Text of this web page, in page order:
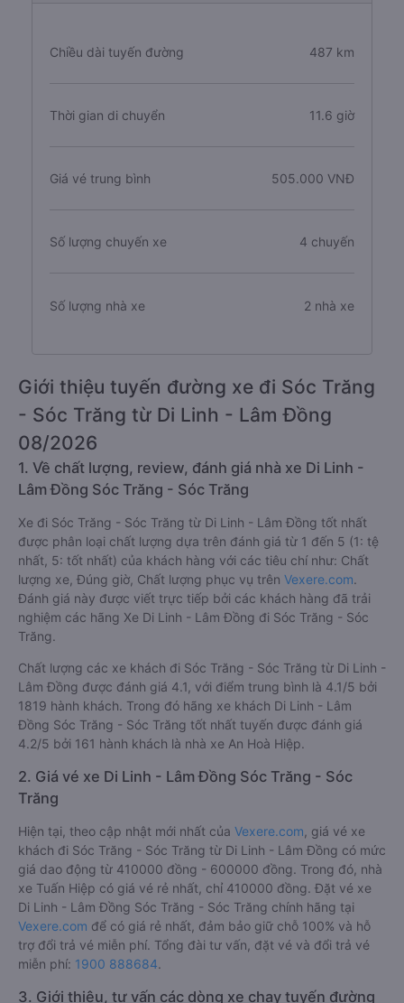
Chiều dài tuyến đường 487 km
Thời gian di chuyển 11.6 giờ
Giá vé trung bình 505.000 VNĐ
Số lượng chuyến xe 4 chuyến
Số lượng nhà xe 2 nhà xe
Giới thiệu tuyến đường xe đi Sóc Trăng
- Sóc Trăng từ Di Linh - Lâm Đồng
08/2026
1. Về chất lượng, review, đánh giá nhà xe Di Linh -
Lâm Đồng Sóc Trăng - Sóc Trăng
Xe đi Sóc Trăng - Sóc Trăng từ Di Linh - Lâm Đồng tốt nhất
được phân loại chất lượng dựa trên đánh giá từ 1 đến 5 (1: tệ
nhất, 5: tốt nhất) của khách hàng với các tiêu chí như: Chất
lượng xe, Đúng giờ, Chất lượng phục vụ trên Vexere.com.
Đánh giá này được viết trực tiếp bởi các khách hàng đã trải
nghiệm các hãng Xe Di Linh - Lâm Đồng đi Sóc Trăng - Sóc
Trăng.
Chất lượng các xe khách đi Sóc Trăng - Sóc Trăng từ Di Linh -
Lâm Đồng được đánh giá 4.1, với điểm trung bình là 4.1/5 bởi
1819 hành khách. Trong đó hãng xe khách Di Linh - Lâm
Đồng Sóc Trăng - Sóc Trăng tốt nhất tuyến được đánh giá
4.2/5 bởi 161 hành khách là nhà xe An Hoà Hiệp.
2. Giá vé xe Di Linh - Lâm Đồng Sóc Trăng - Sóc
Trăng
Hiện tại, theo cập nhật mới nhất của Vexere.com , giá vé xe
khách đi Sóc Trăng - Sóc Trăng từ Di Linh - Lâm Đồng có mức
giá dao động từ 410000 đồng - 600000 đồng. Trong đó, nhà
xe Tuấn Hiệp có giá vé rẻ nhất, chỉ 410000 đồng. Đặt vé xe
Di Linh - Lâm Đồng Sóc Trăng - Sóc Trăng chính hãng tại
Vexere.com để có giá rẻ nhất, đảm bảo giữ chỗ 100% và hỗ
trợ đổi trả vé miễn phí. Tổng đài tư vấn, đặt vé và đổi trả vé
miễn phí: 1900 888684.
3. Giới thiệu, tư vấn các dòng xe chạy tuyến đường